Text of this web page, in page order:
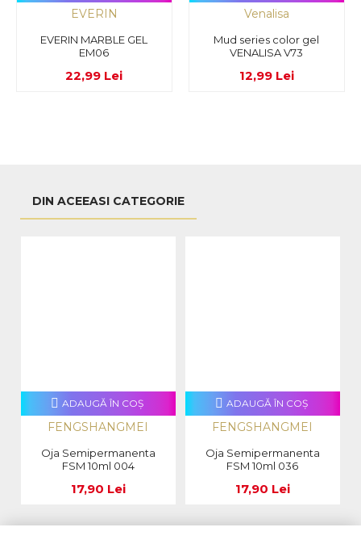
EVERIN
EVERIN MARBLE GEL
EM06
22,99 Lei
Venalisa
Mud series color gel
VENALISA V73
12,99 Lei
DIN ACEEASI CATEGORIE
FENGSHANGMEI
Oja Semipermanenta
FSM 10ml 004
17,90 Lei
ADAUGĂ ÎN COŞ
FENGSHANGMEI
Oja Semipermanenta
FSM 10ml 036
17,90 Lei
ADAUGĂ ÎN COŞ